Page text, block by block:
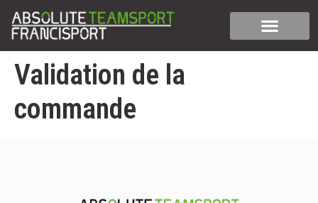
Validation de la
commande